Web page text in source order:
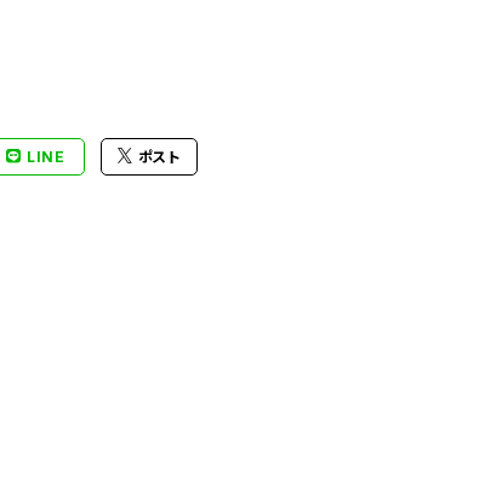
LINE ポスト